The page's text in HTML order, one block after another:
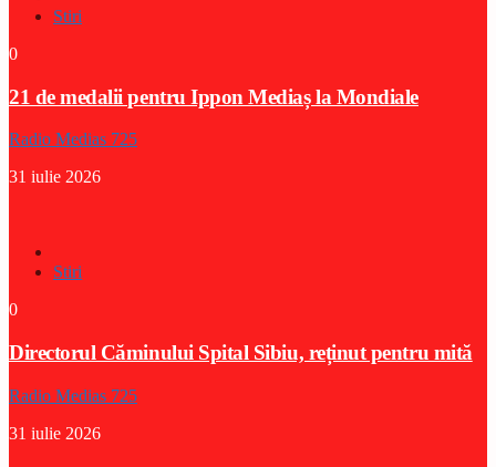
Stiri
0
21 de medalii pentru Ippon Mediaș la Mondiale
Radio Medias 725
31 iulie 2026
Stiri
0
Directorul Căminului Spital Sibiu, reținut pentru mită
Radio Medias 725
31 iulie 2026